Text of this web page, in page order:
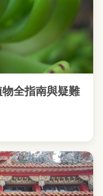
全指南與疑難